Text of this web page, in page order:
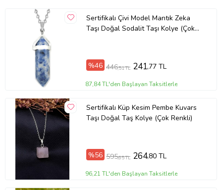
Ürün ya
Sertifikalı Çivi Model Mantık Zeka
Taşı Doğal Sodalit Taşı Kolye (Çok
%46 446,51 TL 241,77 TL
87,84 TL'den Başlayan Taksitlerle
Sertifikalı Küp Kesim Pembe Kuvars
Taşı Doğal Taş Kolye (Çok Renkli)
%56 595,65 TL 264,80 TL
96,21 TL'den Başlayan Taksitlerle